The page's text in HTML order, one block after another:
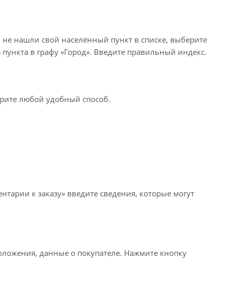
нашли свой населённый пункт в списке, выберите
в графу «Город». Введите правильный индекс.
любой удобный способ.
к заказу» введите сведения, которые могут
данные о покупателе. Нажмите кнопку